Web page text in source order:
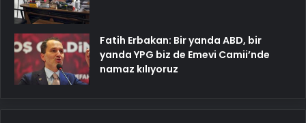
Fatih Erbakan: Bir yanda ABD, bir
yanda YPG biz de Emevi Camii’nde
namaz kılıyoruz